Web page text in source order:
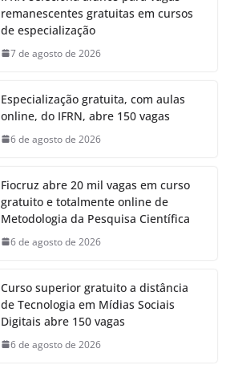
remanescentes gratuitas em cursos
de especialização
7 de agosto de 2026
Especialização gratuita, com aulas
online, do IFRN, abre 150 vagas
6 de agosto de 2026
Fiocruz abre 20 mil vagas em curso
gratuito e totalmente online de
Metodologia da Pesquisa Científica
6 de agosto de 2026
Curso superior gratuito a distância
de Tecnologia em Mídias Sociais
Digitais abre 150 vagas
6 de agosto de 2026